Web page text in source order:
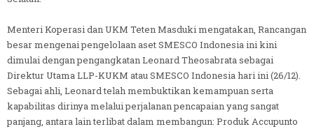
Menteri Koperasi dan UKM Teten Masduki mengatakan, Rancangan
besar mengenai pengelolaan aset SMESCO Indonesia ini kini
dimulai dengan pengangkatan Leonard Theosabrata sebagai
Direktur Utama LLP-KUKM atau SMESCO Indonesia hari ini (26/12).
Sebagai ahli, Leonard telah membuktikan kemampuan serta
kapabilitas dirinya melalui perjalanan pencapaian yang sangat
panjang, antara lain terlibat dalam membangun: Produk Accupunto